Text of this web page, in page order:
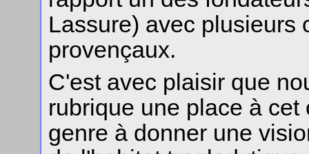
Lassure) avec plusieurs
provençaux.
C'est avec plaisir que
rubrique une place à
genre à donner une